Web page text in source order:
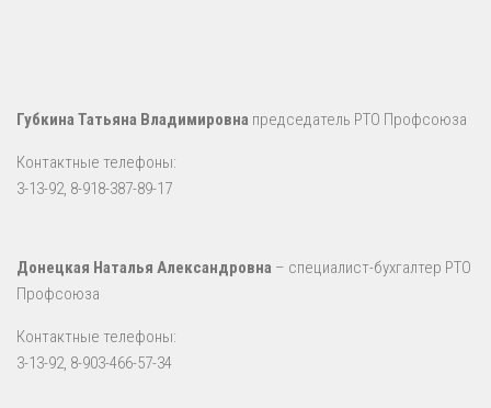
Губкина Татьяна Владимировна председатель РТО Профсоюза
Контактные телефоны:
3-13-92, 8-918-387-89-17
Донецкая Наталья Александровна – специалист-бухгалтер РТО
Профсоюза
Контактные телефоны:
3-13-92, 8-903-466-57-34